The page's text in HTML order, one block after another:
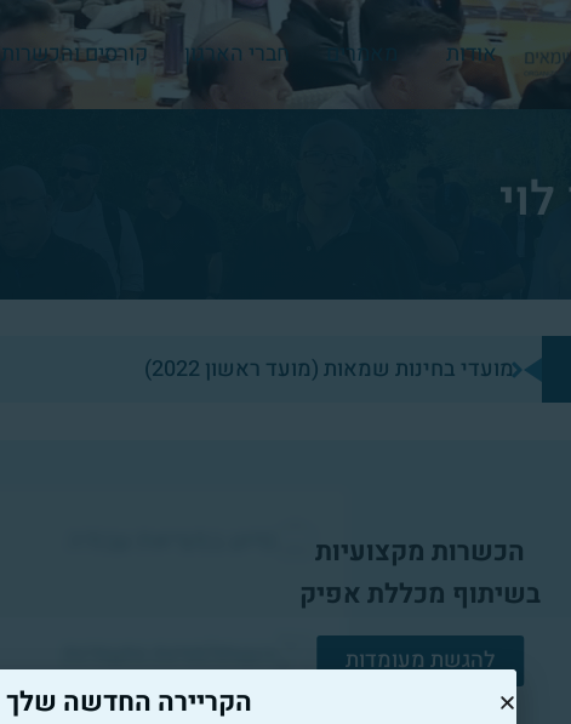
אודות מאמרים חברי הארגון קורסים והכשרות
מועדי בחינות שמאות (מועד ראשון 2022)
הכשרות מקצועיות
בשיתוף מכללת אפיק
להגשת מעומדות
הקריירה החדשה שלך